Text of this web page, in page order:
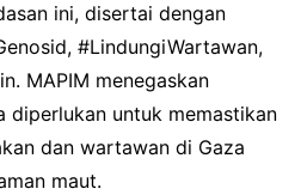
ini, disertai dengan
#LindungiWartawan,
MAPIM menegaskan
diperlukan untuk memastikan
dan wartawan di Gaza
maut.